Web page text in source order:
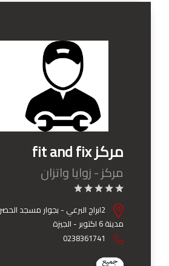
مركز fit and fix
مركز - زوايا واتزان
2ابراج البرعي - بجوار مسجد
مدينة 6 اكتوبر - الجيزة
0238361741